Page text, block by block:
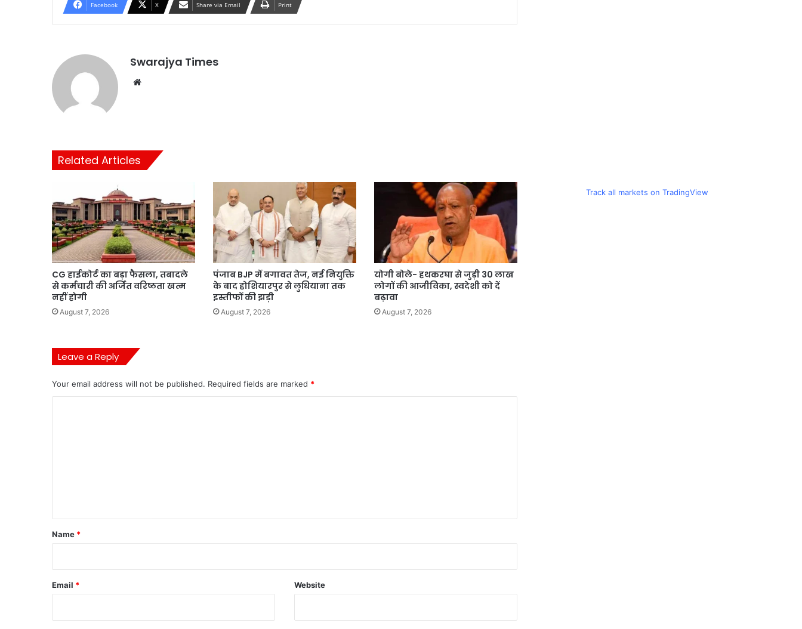
Facebook X Share via Email Print
Swarajya Times
Related Articles
CG हाईकोर्ट का बड़ा फैसला, तबादले
से कर्मचारी की अर्जित वरिष्ठता खत्म
नहीं होगी
August 7, 2026
पंजाब BJP में बगावत तेज, नई नियुक्ति
के बाद होशियारपुर से लुधियाना तक
इस्तीफों की झड़ी
August 7, 2026
योगी बोले- हथकरघा से जुड़ी 30 लाख
लोगों की आजीविका, स्वदेशी को दें
बढ़ावा
August 7, 2026
Leave a Reply
Your email address will not be published. Required fields are marked *
*
Name *
Email * Website
Track all markets on TradingView